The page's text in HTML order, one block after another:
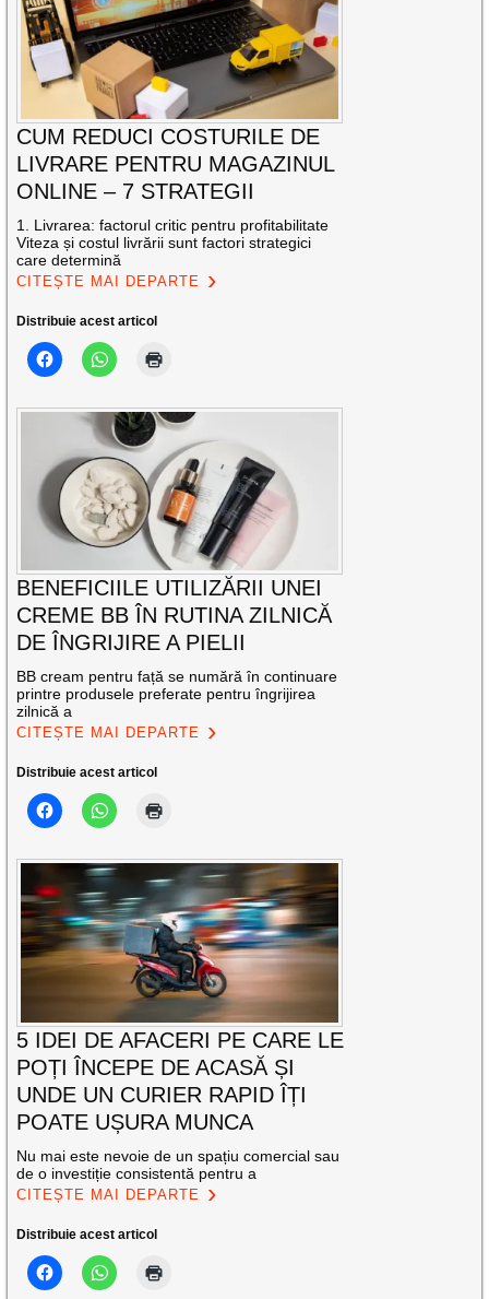
CUM REDUCI COSTURILE DE
LIVRARE PENTRU MAGAZINUL
ONLINE – 7 STRATEGII
1. Livrarea: factorul critic pentru profitabilitate
Viteza și costul livrării sunt factori strategici
care determină
CITEȘTE MAI DEPARTE
Distribuie acest articol
BENEFICIILE UTILIZĂRII UNEI
CREME BB ÎN RUTINA ZILNICĂ
DE ÎNGRIJIRE A PIELII
BB cream pentru față se numără în continuare
printre produsele preferate pentru îngrijirea
zilnică a
CITEȘTE MAI DEPARTE
Distribuie acest articol
5 IDEI DE AFACERI PE CARE LE
POȚI ÎNCEPE DE ACASĂ ȘI
UNDE UN CURIER RAPID ÎȚI
POATE UȘURA MUNCA
Nu mai este nevoie de un spațiu comercial sau
de o investiție consistentă pentru a
CITEȘTE MAI DEPARTE
Distribuie acest articol